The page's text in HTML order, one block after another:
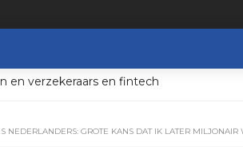
en verzekeraars en fintech
NEDERLANDERS: GROTE KANS DAT IK LATER MILJONAIR